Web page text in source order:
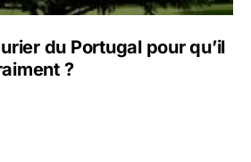
du Portugal pour qu’il
?